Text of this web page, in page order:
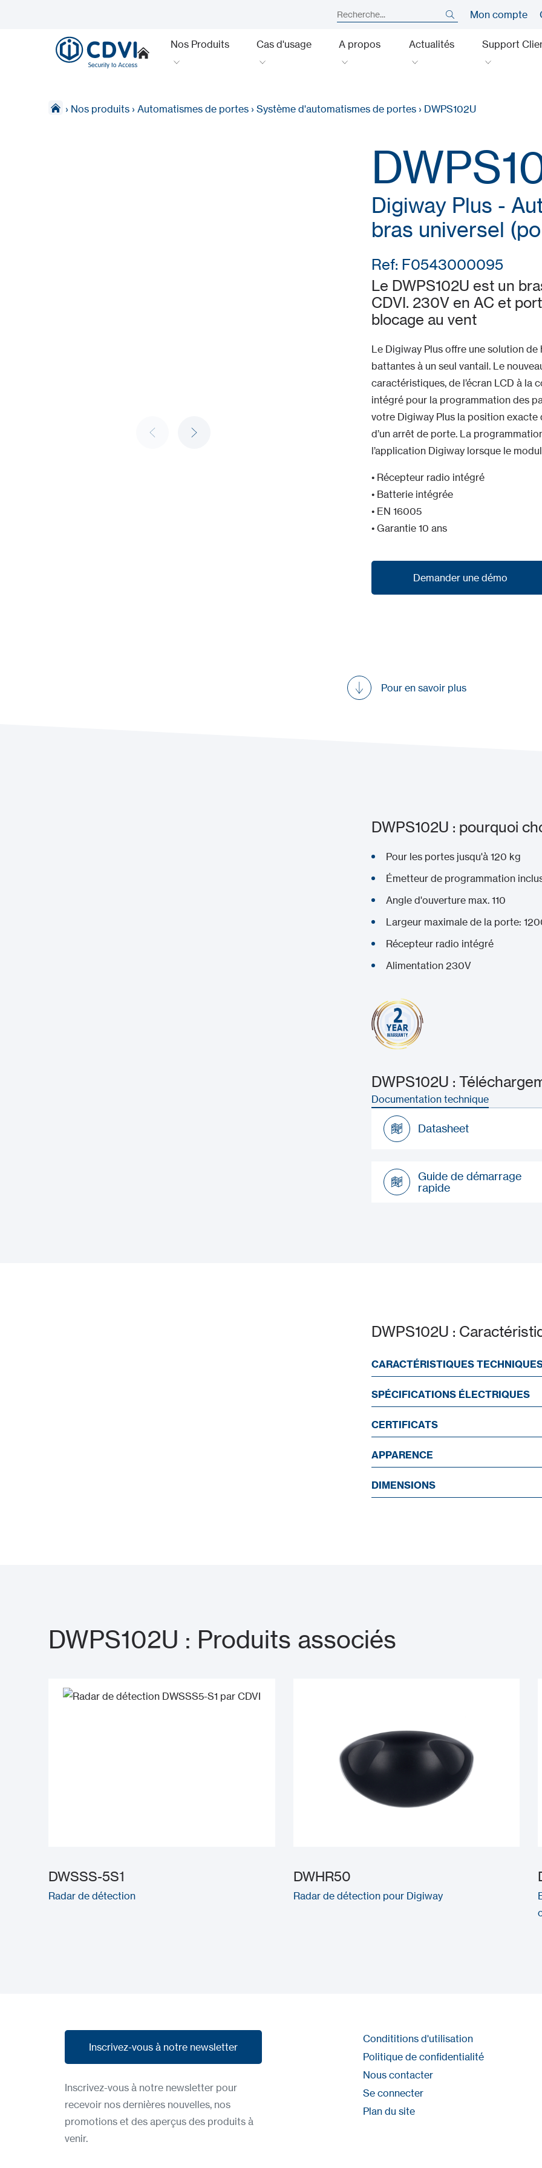
Mon compte
Nos Produits Cas d'usage A propos Actualités Support
› Nos produits › Automatismes de portes › Système d'automatismes de portes › DWPS102U
Digiway Plus -
bras universel
Ref: F0543000095
Le DWPS102U est un
CDVI. 230V en AC et
blocage au vent
Le Digiway Plus offre une solution
battantes à un seul vantail. Le
caractéristiques, de l’écran LCD à la
intégré pour la programmation des
votre Digiway Plus la position
d’un arrêt de porte. La
l’application Digiway lorsque le
• Récepteur radio intégré
• Batterie intégrée
• EN 16005
• Garantie 10 ans
Demander une démo
Pour en savoir plus
DWPS102U : pourquoi
Pour les portes jusqu'à 120 kg
Émetteur de programmation
Angle d'ouverture max. 110
Largeur maximale de la porte:
Récepteur radio intégré
Alimentation 230V
DWPS102U :
Documentation technique
Datasheet
Datasheet
Guide de démarrage
rapide
DWPS102U :
CARACTÉRISTIQUES
SPÉCIFICATIONS ÉLECTRIQUES
CERTIFICATS
APPARENCE
DIMENSIONS
DWPS102U : Produits associés
DWSSS-5S1
Radar de détection
DWHR50
Radar de détection pour Digiway
Inscrivez-vous à notre newsletter
Inscrivez-vous à notre newsletter
Inscrivez-vous à notre newsletter pour
recevoir nos dernières nouvelles, nos
promotions et des aperçus des produits à
venir.
Condititions d'utilisation
Politique de confidentialité
Nous contacter
Se connecter
Plan du site